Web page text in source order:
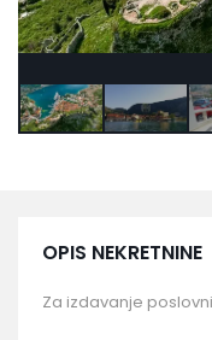
OPIS NEKRETNINE
Za izdavanje